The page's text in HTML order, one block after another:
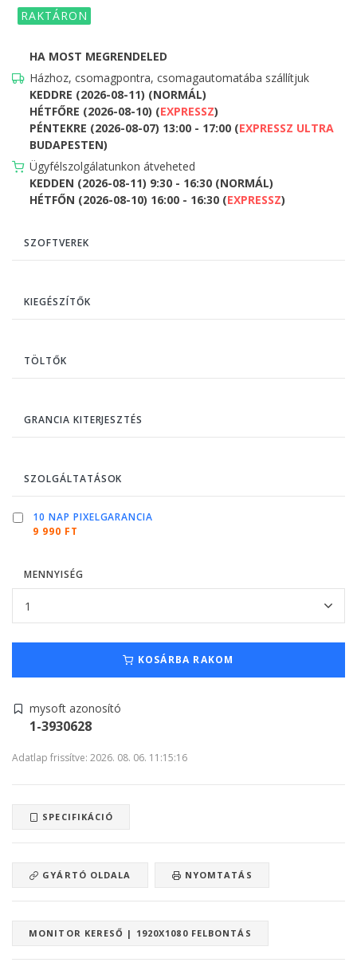
RAKTÁRON
HA MOST MEGRENDELED
Házhoz, csomagpontra, csomagautomatába szállítjuk
KEDDRE (2026-08-11) (NORMÁL)
HÉTFŐRE (2026-08-10) (EXPRESSZ)
PÉNTEKRE (2026-08-07) 13:00 - 17:00 (EXPRESSZ ULTRA
BUDAPESTEN)
Ügyfélszolgálatunkon átveheted
KEDDEN (2026-08-11) 9:30 - 16:30 (NORMÁL)
HÉTFŐN (2026-08-10) 16:00 - 16:30 (EXPRESSZ)
SZOFTVEREK
KIEGÉSZÍTŐK
TÖLTŐK
GRANCIA KITERJESZTÉS
SZOLGÁLTATÁSOK
10 NAP PIXELGARANCIA
9 990 FT
MENNYISÉG
KOSÁRBA RAKOM
mysoft azonosító
1-3930628
Adatlap frissítve: 2026. 08. 06. 11:15:16
SPECIFIKÁCIÓ
GYÁRTÓ OLDALA NYOMTATÁS
MONITOR KERESŐ | 1920X1080 FELBONTÁS